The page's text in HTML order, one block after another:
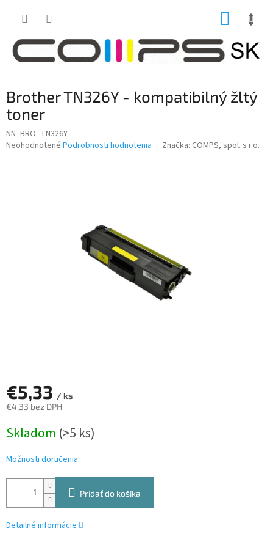
Brother TN326Y - kompatibilný žltý
toner
NN_BRO_TN326Y
Priemerné
Neohodnotené Podrobnosti hodnotenia Značka: COMPS, spol. s r.o.
€5,33 / ks
€4,33 bez DPH
cena:
Skladom (>5 ks)
Možnosti doručenia
Pridať do košíka
Detailné informácie